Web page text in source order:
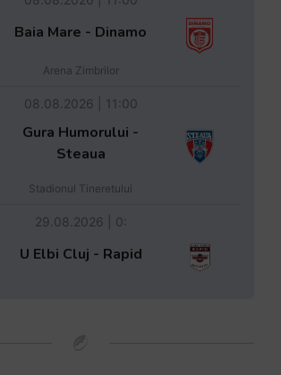
Baia Mare - Dinamo
Arena Zimbrilor
08.08.2026 | 11:00
Gura Humorului -
Steaua
Stadionul Tineretului
29.08.2026 | 0:
U Elbi Cluj - Rapid